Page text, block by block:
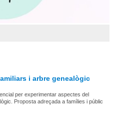
i arbre genealògic
per experimentar aspectes del
Proposta adreçada a famílies i públic